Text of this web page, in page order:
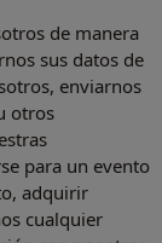
de manera
sus datos de
enviarnos
otros
para un evento
adquirir
cualquier